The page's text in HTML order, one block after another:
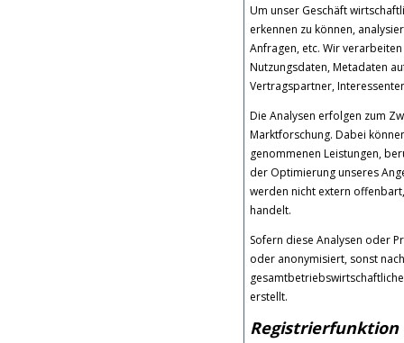
Um unser Geschäft
erkennen zu können,
Anfragen, etc. Wir
Nutzungsdaten, Metadaten
Vertragspartner,
Die Analysen erfolgen zum
Marktforschung. Dabei
genommenen Leistungen,
der Optimierung unseres
werden nicht extern
handelt.
Sofern diese Analysen oder
oder anonymisiert, sonst
erstellt.
Registrierfunktion